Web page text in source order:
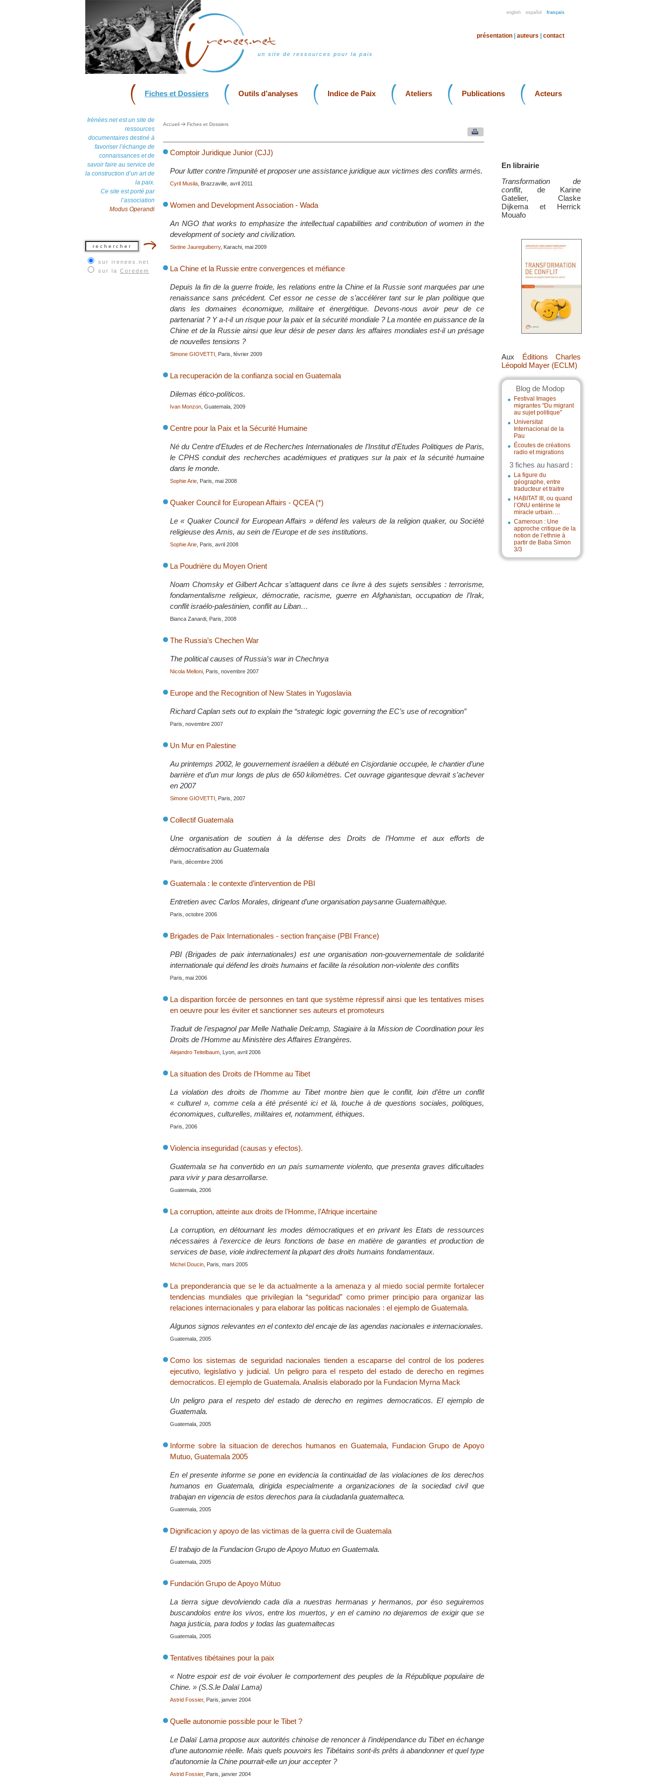
english español français
un site de ressources pour la paix
présentation auteurs contact
Fiches et Dossiers Outils d’analyses Indice de Paix Ateliers Publications Acteurs
Irénées.net est un site de
ressources
documentaires destiné à
favoriser l’échange de
connaissances et de
savoir faire au service de
la construction d’un art de
la paix.
Ce site est porté par
l’association
Modus Operandi
sur irenees.net
sur la Coredem
En librairie
Transformation de
conflit, de Karine
Gatelier, Claske
Dijkema et Herrick
Mouafo
Aux Éditions Charles
Léopold Mayer (ECLM)
Blog de Modop
Festival Images
migrantes "Du migrant
au sujet politique"
Universitat
Internacional de la
Pau
Écoutes de créations
radio et migrations
3 fiches au hasard :
La figure du
géographe, entre
traducteur et traitre
HABITAT III, ou quand
l’ONU entérine le
miracle urbain….
Cameroun : Une
approche critique de la
notion de l’ethnie à
partir de Baba Simon
3/3
Accueil Fiches et Dossiers
Comptoir Juridique Junior (CJJ)
Pour lutter contre l’impunité et proposer une assistance juridique aux victimes des conflits armés.
Cyril Musila , Brazzaville, avril 2011
Women and Development Association - Wada
An NGO that works to emphasize the intellectual capabilities and contribution of women in the
development of society and civilization.
Sixtine Jaureguiberry, Karachi, mai 2009
La Chine et la Russie entre convergences et méfiance
Depuis la fin de la guerre froide, les relations entre la Chine et la Russie sont marquées par une
renaissance sans précédent. Cet essor ne cesse de s’accélérer tant sur le plan politique que
dans les domaines économique, militaire et énergétique. Devons-nous avoir peur de ce
partenariat ? Y a-t-il un risque pour la paix et la sécurité mondiale ? La montée en puissance de la
Chine et de la Russie ainsi que leur désir de peser dans les affaires mondiales est-il un présage
de nouvelles tensions ?
Simone GIOVETTI , Paris, février 2009
La recuperación de la confianza social en Guatemala
Dilemas ético-políticos.
Ivan Monzon , Guatemala, 2009
Centre pour la Paix et la Sécurité Humaine
Né du Centre d’Etudes et de Recherches Internationales de l’Institut d’Etudes Politiques de Paris,
le CPHS conduit des recherches académiques et pratiques sur la paix et la sécurité humaine
dans le monde.
Sophie Arie , Paris, mai 2008
Quaker Council for European Affairs - QCEA (*)
Le « Quaker Council for European Affairs » défend les valeurs de la religion quaker, ou Société
religieuse des Amis, au sein de l’Europe et de ses institutions.
Sophie Arie , Paris, avril 2008
La Poudrière du Moyen Orient
Noam Chomsky et Gilbert Achcar s’attaquent dans ce livre à des sujets sensibles : terrorisme,
fondamentalisme religieux, démocratie, racisme, guerre en Afghanistan, occupation de l’Irak,
conflit israélo-palestinien, conflit au Liban…
Bianca Zanardi, Paris, 2008
The Russia’s Chechen War
The political causes of Russia’s war in Chechnya
Nicola Melloni , Paris, novembre 2007
Europe and the Recognition of New States in Yugoslavia
Richard Caplan sets out to explain the “strategic logic governing the EC’s use of recognition”
Paris, novembre 2007
Un Mur en Palestine
Au printemps 2002, le gouvernement israélien a débuté en Cisjordanie occupée, le chantier d’une
barrière et d’un mur longs de plus de 650 kilomètres. Cet ouvrage gigantesque devrait s’achever
en 2007
Simone GIOVETTI , Paris, 2007
Collectif Guatemala
Une organisation de soutien à la défense des Droits de l’Homme et aux efforts de
démocratisation au Guatemala
Paris, décembre 2006
Guatemala : le contexte d’intervention de PBI
Entretien avec Carlos Morales, dirigeant d’une organisation paysanne Guatemaltèque.
Paris, octobre 2006
Brigades de Paix Internationales - section française (PBI France)
PBI (Brigades de paix internationales) est une organisation non-gouvernementale de solidarité
internationale qui défend les droits humains et facilite la résolution non-violente des conflits
Paris, mai 2006
La disparition forcée de personnes en tant que système répressif ainsi que les tentatives mises
en oeuvre pour les éviter et sanctionner ses auteurs et promoteurs
Traduit de l’espagnol par Melle Nathalie Delcamp, Stagiaire à la Mission de Coordination pour les
Droits de l’Homme au Ministère des Affaires Etrangères.
Alejandro Teitelbaum , Lyon, avril 2006
La situation des Droits de l’Homme au Tibet
La violation des droits de l’homme au Tibet montre bien que le conflit, loin d’être un conflit
« culturel », comme cela a été présenté ici et là, touche à de questions sociales, politiques,
économiques, culturelles, militaires et, notamment, éthiques.
Paris, 2006
Violencia inseguridad (causas y efectos).
Guatemala se ha convertido en un país sumamente violento, que presenta graves dificultades
para vivir y para desarrollarse.
Guatemala, 2006
La corruption, atteinte aux droits de l’Homme, l’Afrique incertaine
La corruption, en détournant les modes démocratiques et en privant les Etats de ressources
nécessaires à l’exercice de leurs fonctions de base en matière de garanties et production de
services de base, viole indirectement la plupart des droits humains fondamentaux.
Michel Doucin , Paris, mars 2005
La preponderancia que se le da actualmente a la amenaza y al miedo social permite fortalecer
tendencias mundiales que privilegian la “seguridad” como primer principio para organizar las
relaciones internacionales y para elaborar las politicas nacionales : el ejemplo de Guatemala.
Algunos signos relevantes en el contexto del encaje de las agendas nacionales e internacionales.
Guatemala, 2005
Como los sistemas de seguridad nacionales tienden a escaparse del control de los poderes
ejecutivo, legislativo y judicial. Un peligro para el respeto del estado de derecho en regimes
democraticos. El ejemplo de Guatemala. Analisis elaborado por la Fundacion Myrna Mack
Un peligro para el respeto del estado de derecho en regimes democraticos. El ejemplo de
Guatemala.
Guatemala, 2005
Informe sobre la situacion de derechos humanos en Guatemala, Fundacion Grupo de Apoyo
Mutuo, Guatemala 2005
En el presente informe se pone en evidencia la continuidad de las violaciones de los derechos
humanos en Guatemala, dirigida especialmente a organizaciones de la sociedad civil que
trabajan en vigencia de estos derechos para la ciudadanIa guatemalteca.
Guatemala, 2005
Dignificacion y apoyo de las victimas de la guerra civil de Guatemala
El trabajo de la Fundacion Grupo de Apoyo Mutuo en Guatemala.
Guatemala, 2005
Fundación Grupo de Apoyo Mútuo
La tierra sigue devolviendo cada día a nuestras hermanas y hermanos, por éso seguiremos
buscandolos entre los vivos, entre los muertos, y en el camino no dejaremos de exigir que se
haga justicia, para todos y todas las guatemaltecas
Guatemala, 2005
Tentatives tibétaines pour la paix
« Notre espoir est de voir évoluer le comportement des peuples de la République populaire de
Chine. » (S.S.le Dalaï Lama)
Astrid Fossier, Paris, janvier 2004
Quelle autonomie possible pour le Tibet ?
Le Dalaï Lama propose aux autorités chinoise de renoncer à l’indépendance du Tibet en échange
d’une autonomie réelle. Mais quels pouvoirs les Tibétains sont-ils prêts à abandonner et quel type
d’autonomie la Chine pourrait-elle un jour accepter ?
Astrid Fossier, Paris, janvier 2004